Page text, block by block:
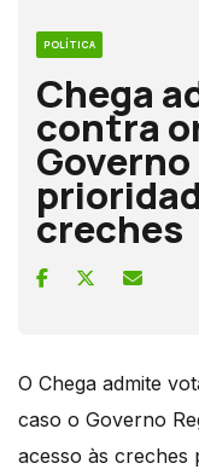
POLÍTICA
Chega
contra
creches
O Chega admite
caso o Governo
acesso às creches